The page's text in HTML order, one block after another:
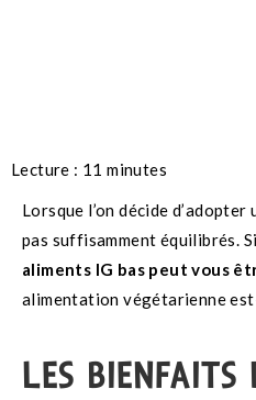
Lecture : 11 minutes
Lorsque l’on décide
pas suffisamment équilibrés.
aliments IG bas peut vous
alimentation végétarienne
LES